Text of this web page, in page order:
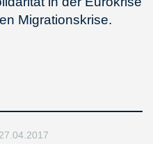
Migrationskrise.
27.04.2017